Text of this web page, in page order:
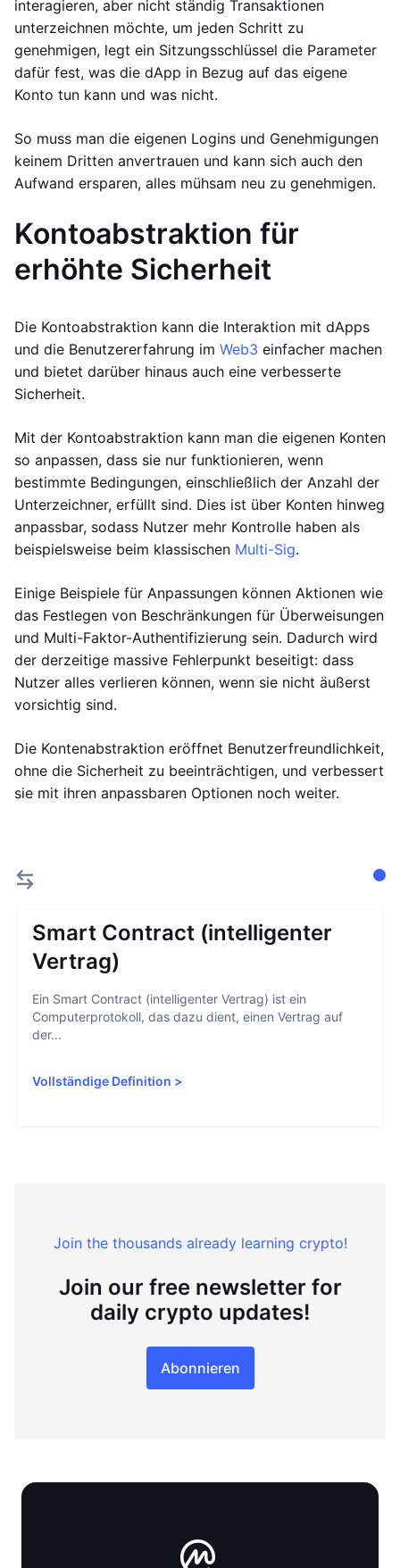
interagieren, aber nicht ständig Transaktionen
unterzeichnen möchte, um jeden Schritt zu
genehmigen, legt ein Sitzungsschlüssel die Parameter
dafür fest, was die dApp in Bezug auf das eigene
Konto tun kann und was nicht.
So muss man die eigenen Logins und Genehmigungen
keinem Dritten anvertrauen und kann sich auch den
Aufwand ersparen, alles mühsam neu zu genehmigen.
Kontoabstraktion für
erhöhte Sicherheit
Die Kontoabstraktion kann die Interaktion mit dApps
und die Benutzererfahrung im Web3 einfacher machen
und bietet darüber hinaus auch eine verbesserte
Sicherheit.
Mit der Kontoabstraktion kann man die eigenen Konten
so anpassen, dass sie nur funktionieren, wenn
bestimmte Bedingungen, einschließlich der Anzahl der
Unterzeichner, erfüllt sind. Dies ist über Konten hinweg
anpassbar, sodass Nutzer mehr Kontrolle haben als
beispielsweise beim klassischen Multi-Sig.
Einige Beispiele für Anpassungen können Aktionen wie
das Festlegen von Beschränkungen für Überweisungen
und Multi-Faktor-Authentifizierung sein. Dadurch wird
der derzeitige massive Fehlerpunkt beseitigt: dass
Nutzer alles verlieren können, wenn sie nicht äußerst
vorsichtig sind.
Die Kontenabstraktion eröffnet Benutzerfreundlichkeit,
ohne die Sicherheit zu beeinträchtigen, und verbessert
sie mit ihren anpassbaren Optionen noch weiter.
Smart Contract (intelligenter
Vertrag)
Ein Smart Contract (intelligenter Vertrag) ist ein
Computerprotokoll, das dazu dient, einen Vertrag auf
der...
Vollständige Definition >
Join the thousands already learning crypto!
Join our free newsletter for
daily crypto updates!
Abonnieren